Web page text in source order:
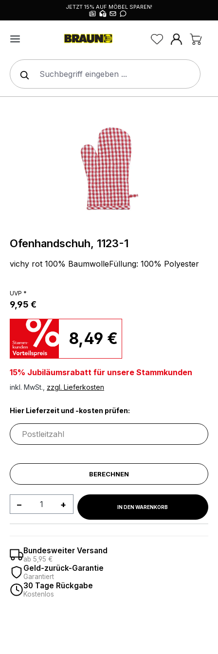
JETZT 15% AUF MÖBEL SPAREN!
Ofenhandschuh, 1123-1
vichy rot 100% BaumwolleFüllung: 100% Polyester
UVP *
9,95 €
8,49 €
15% Jubiläumsrabatt für unsere Stammkunden
inkl. MwSt., zzgl. Lieferkosten
Hier Lieferzeit und -kosten prüfen:
BERECHNEN
Produkt Anzahl: Gib denIN DEN WARENKORB
Bundesweiter Versand
ab 5,95 €
Geld-zurück-Garantie
Garantiert
30 Tage Rückgabe
Kostenlos